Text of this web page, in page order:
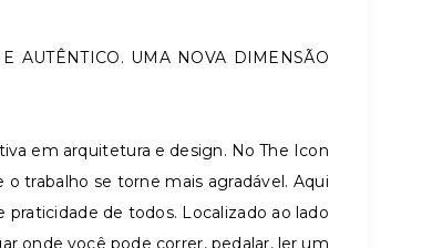
AUTÊNTICO. UMA NOVA DIMENSÃO
em arquitetura e design. No The Icon
trabalho se torne mais agradável. Aqui
praticidade de todos. Localizado ao lado
onde você pode correr, pedalar, ler um